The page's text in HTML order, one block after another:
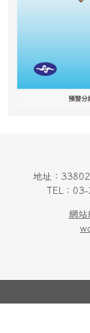
地址：
TEL：
網站